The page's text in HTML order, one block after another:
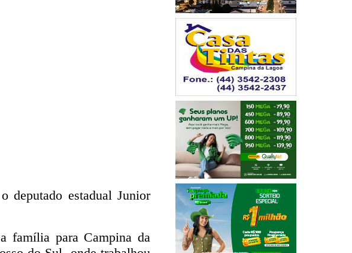
deputado estadual Junior
família para Campina da